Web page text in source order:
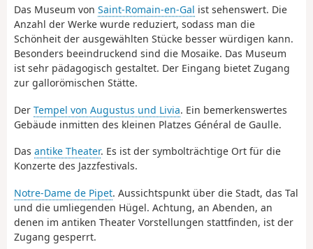
Das Museum von Saint-Romain-en-Gal ist sehenswert. Die
Anzahl der Werke wurde reduziert, sodass man die
Schönheit der ausgewählten Stücke besser würdigen kann.
Besonders beeindruckend sind die Mosaike. Das Museum
ist sehr pädagogisch gestaltet. Der Eingang bietet Zugang
zur gallorömischen Stätte.
Der Tempel von Augustus und Livia. Ein bemerkenswertes
Gebäude inmitten des kleinen Platzes Général de Gaulle.
Das antike Theater. Es ist der symbolträchtige Ort für die
Konzerte des Jazzfestivals.
Notre-Dame de Pipet. Aussichtspunkt über die Stadt, das Tal
und die umliegenden Hügel. Achtung, an Abenden, an
denen im antiken Theater Vorstellungen stattfinden, ist der
Zugang gesperrt.